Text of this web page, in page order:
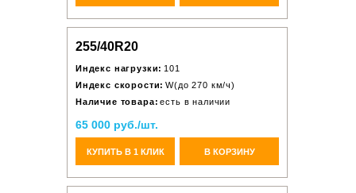
255/40R20
Индекс нагрузки: 101
Индекс скорости: W(до 270 км/ч)
Наличие товара: есть в наличии
65 000 руб./шт.
КУПИТЬ В 1 КЛИК В КОРЗИНУ